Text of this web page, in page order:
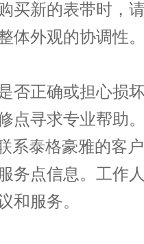
买新的表带时，
体外观的协调性。
正确或担心损坏
点寻求专业帮助
系泰格豪雅的客
务点信息。工作
和服务。